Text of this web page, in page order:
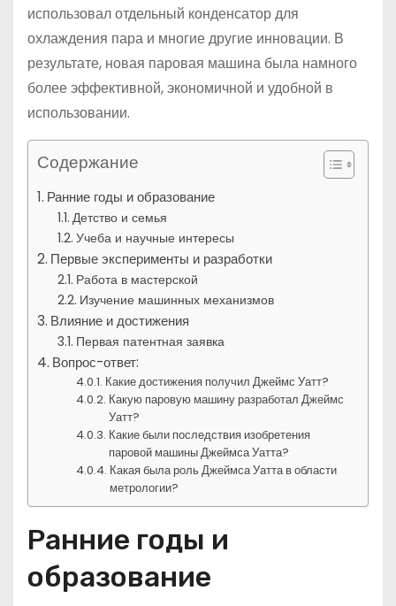
использовал отдельный конденсатор для
охлаждения пара и многие другие инновации. В
результате, новая паровая машина была намного
более эффективной, экономичной и удобной в
использовании.
Содержание
Ранние годы и образование
Детство и семья
Учеба и научные интересы
Первые эксперименты и разработки
Работа в мастерской
Изучение машинных механизмов
Влияние и достижения
Первая патентная заявка
Вопрос-ответ:
Какие достижения получил Джеймс Уатт?
Какую паровую машину разработал Джеймс
Уатт?
Какие были последствия изобретения
паровой машины Джеймса Уатта?
Какая была роль Джеймса Уатта в области
метрологии?
Ранние годы и
образование